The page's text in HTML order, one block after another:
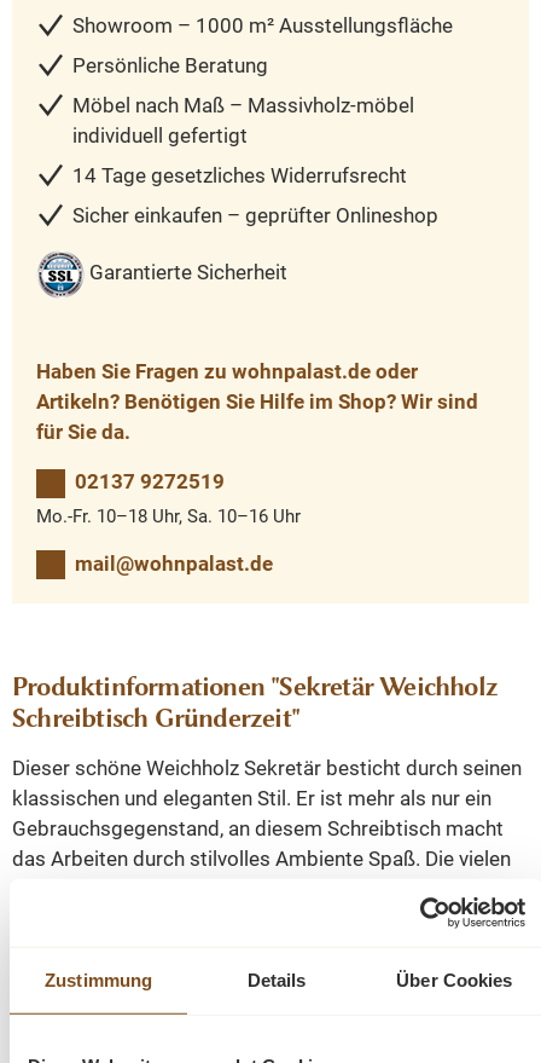
Zustimmung Details Über Cookies
Showroom – 1000 m² Ausstellungsfläche
Persönliche Beratung
Möbel nach Maß – Massivholz-möbel
individuell gefertigt
14 Tage gesetzliches Widerrufsrecht
Sicher einkaufen – geprüfter Onlineshop
Garantierte Sicherheit
Haben Sie Fragen zu wohnpalast.de oder
Artikeln? Benötigen Sie Hilfe im Shop? Wir sind
für Sie da.
02137 9272519
Mo.-Fr. 10–18 Uhr, Sa. 10–16 Uhr
mail@wohnpalast.de
Produktinformationen "Sekretär Weichholz
Schreibtisch Gründerzeit"
Dieser schöne Weichholz Sekretär besticht durch seinen
klassischen und eleganten Stil. Er ist mehr als nur ein
Gebrauchsgegenstand, an diesem Schreibtisch macht
das Arbeiten durch stilvolles Ambiente Spaß. Die vielen
etc. In der Mitte finden Sie ebenfalls eine Schubladen und
ebenfalls großzügigen Stauraum für Ordner. Dieser
Sekretär ist definitiv eine gute Investition und wird Ihnen